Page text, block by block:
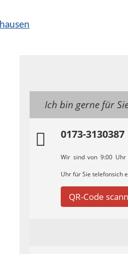
Ich bin gerne für
0173-3130387
Wir sind von 9:00 Uhr
Uhr für Sie telefonsich
QR-Code